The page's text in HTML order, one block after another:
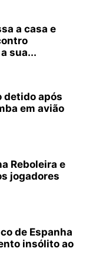
a casa e
sua...
detido após
em avião
Reboleira e
jogadores
de Espanha
insólito ao